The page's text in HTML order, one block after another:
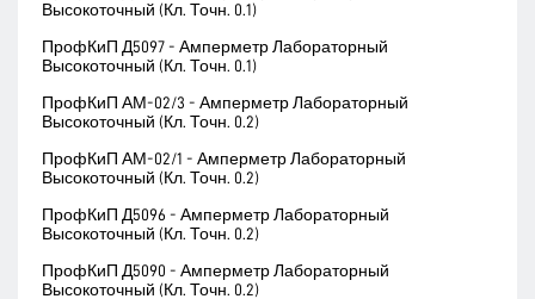
Высокоточный (Кл. Точн. 0.1)
ПрофКиП Д5097 - Амперметр Лабораторный
Высокоточный (Кл. Точн. 0.1)
ПрофКиП АМ-02/3 - Амперметр Лабораторный
Высокоточный (Кл. Точн. 0.2)
ПрофКиП АМ-02/1 - Амперметр Лабораторный
Высокоточный (Кл. Точн. 0.2)
ПрофКиП Д5096 - Амперметр Лабораторный
Высокоточный (Кл. Точн. 0.2)
ПрофКиП Д5090 - Амперметр Лабораторный
Высокоточный (Кл. Точн. 0.2)